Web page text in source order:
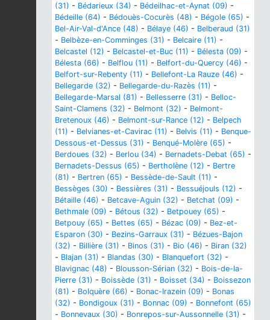
(31) - Bédarieux (34) - Bédeilhac-et-Aynat (09) -
Bédeille (64) - Bédouès-Cocurès (48) - Bégole (65) -
Bel-Air-Val-d'Ance (48) - Bélaye (46) - Belberaud (31)
- Belbèze-en-Comminges (31) - Belcaire (11) -
Belcastel (12) - Belcastel-et-Buc (11) - Bélesta (09) -
Bélesta (66) - Belflou (11) - Belfort-du-Quercy (46) -
Belfort-sur-Rebenty (11) - Bellefont-La Rauze (46) -
Bellegarde (32) - Bellegarde-du-Razès (11) -
Bellegarde-Marsal (81) - Bellesserre (31) - Belloc-
Saint-Clamens (32) - Belmont (32) - Belmont-
Bretenoux (46) - Belmont-sur-Rance (12) - Belpech
(11) - Belvianes-et-Cavirac (11) - Belvis (11) - Benque-
Dessous-et-Dessus (31) - Benqué-Molère (65) -
Berdoues (32) - Berlou (34) - Bernadets-Debat (65) -
Bernadets-Dessus (65) - Bertholène (12) - Bertre
(81) - Bertren (65) - Bessède-de-Sault (11) -
Bessèges (30) - Bessières (31) - Bessuéjouls (12) -
Bétaille (46) - Betcave-Aguin (32) - Betchat (09) -
Bethmale (09) - Bétous (32) - Betpouey (65) -
Betpouy (65) - Bettes (65) - Bézac (09) - Bez-et-
Esparon (30) - Bezins-Garraux (31) - Bézues-Bajon
(32) - Billière (31) - Binos (31) - Bio (46) - Biran (32)
- Blajan (31) - Blandas (30) - Blanquefort (32) -
Blavignac (48) - Blousson-Sérian (32) - Bois-de-la-
Pierre (31) - Boissède (31) - Boisset (34) - Boissezon
(81) - Bolquère (66) - Bonac-Irazein (09) - Bonas
(32) - Bondigoux (31) - Bonnac (09) - Bonnefont (65)
- Bonnevaux (30) - Bonrepos-sur-Aussonnelle (31) -